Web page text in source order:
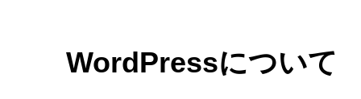
WordPressについて